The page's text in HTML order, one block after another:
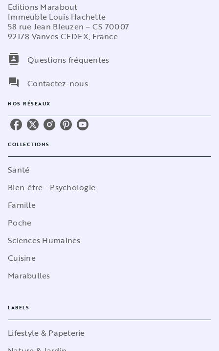
Editions Marabout
Immeuble Louis Hachette
58 rue Jean Bleuzen – CS 70007
92178 Vanves CEDEX, France
contacts
Questions fréquentes
question_answer
Contactez-nous
NOS RÉSEAUX
COLLECTIONS
Santé
Bien-être - Psychologie
Famille
Poche
Sciences Humaines
Cuisine
Marabulles
LABELS
Lifestyle & Papeterie